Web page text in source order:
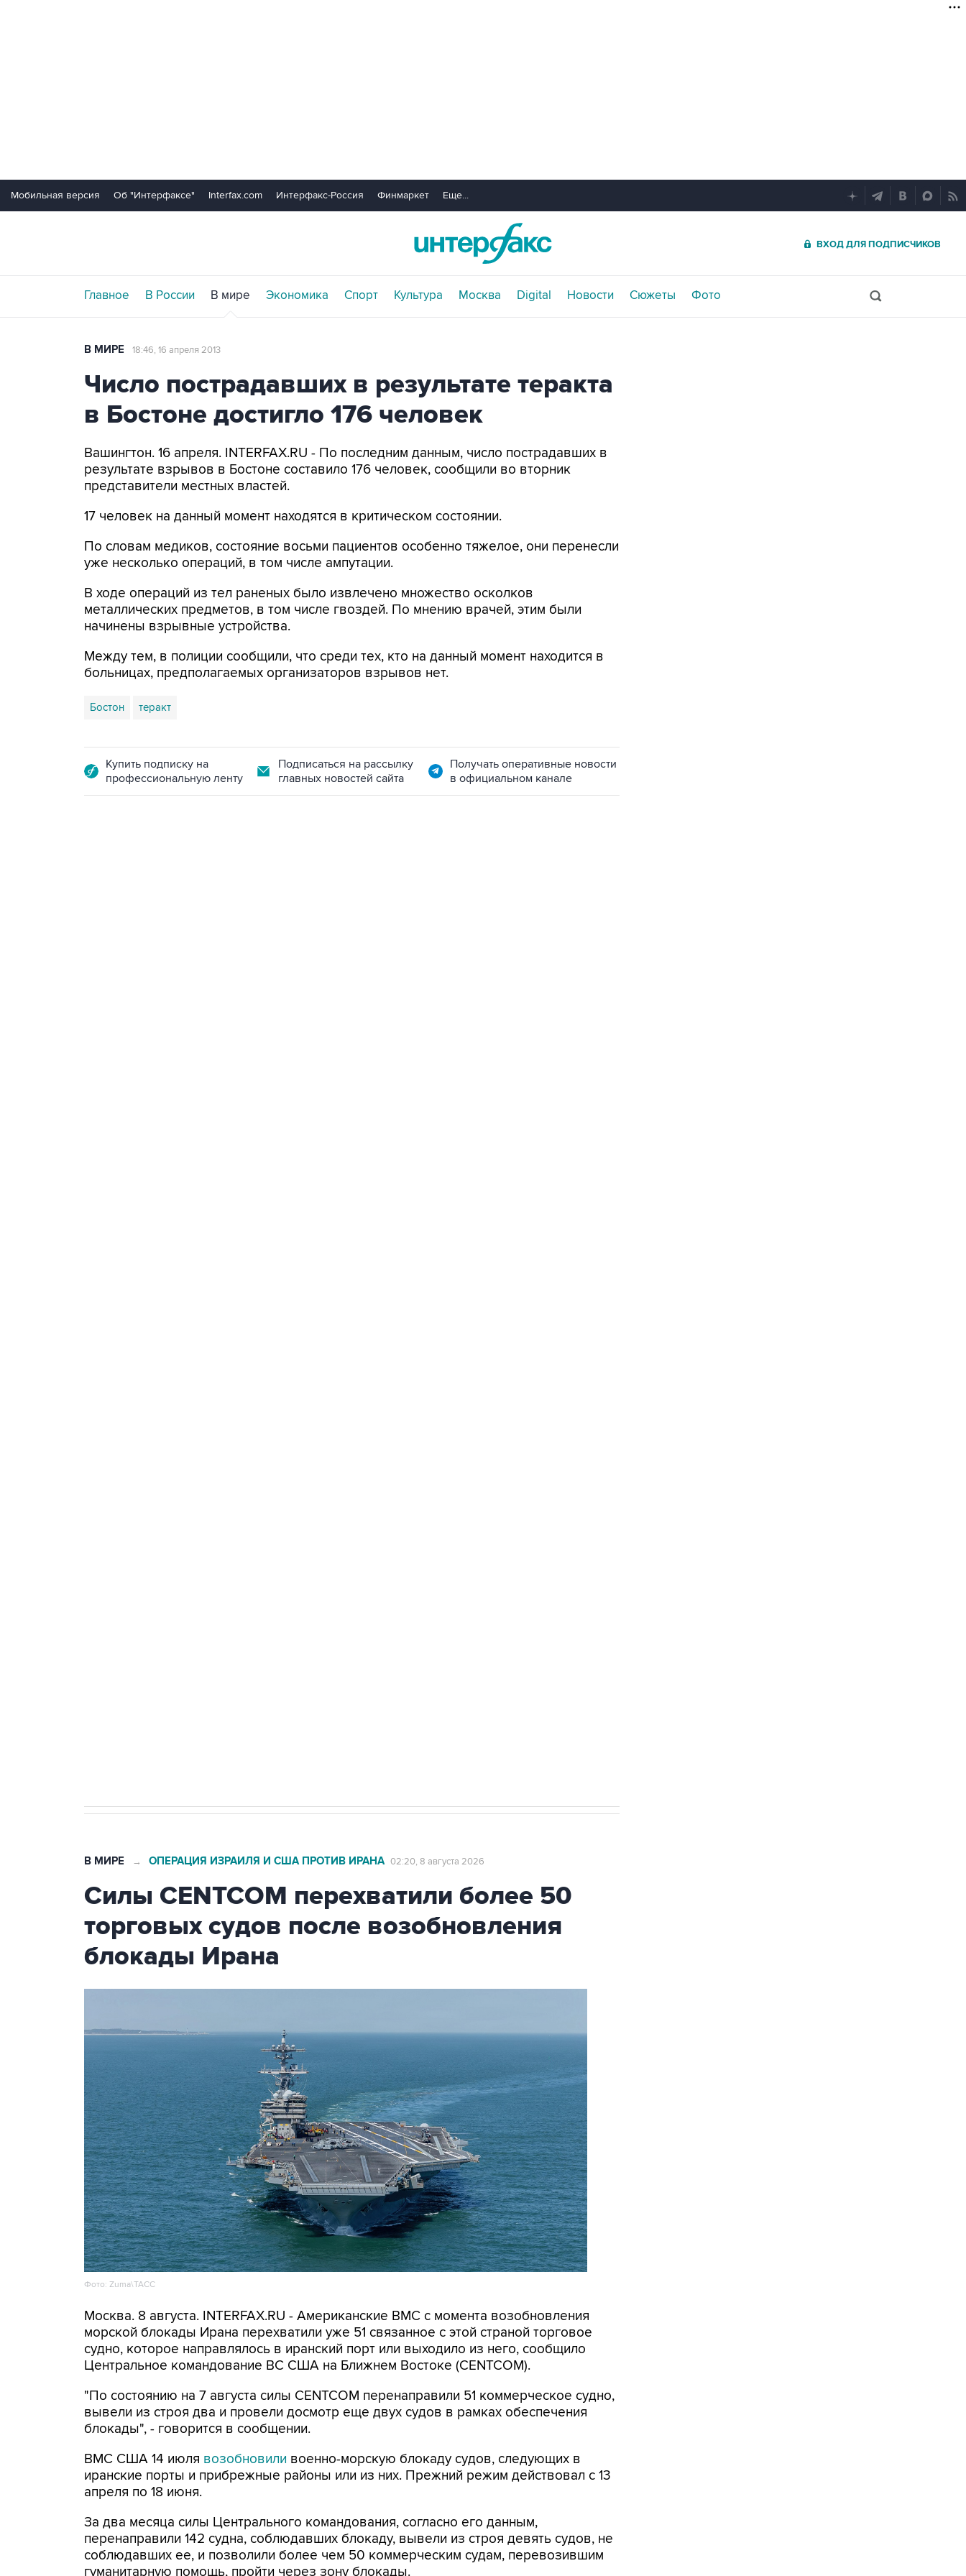
Мобильная версия Об "Интерфаксе" Interfax.com Интерфакс-Россия Финмаркет Еще...
ВХОД ДЛЯ ПОДПИСЧИКОВ
Главное В России В мире Экономика Спорт Культура Москва Digital Новости Сюжеты Фото
В МИРЕ 18:46, 16 апреля 2013
Число пострадавших в результате теракта
в Бостоне достигло 176 человек
Вашингтон. 16 апреля. INTERFAX.RU - По последним данным, число пострадавших в
результате взрывов в Бостоне составило 176 человек, сообщили во вторник
представители местных властей.
17 человек на данный момент находятся в критическом состоянии.
По словам медиков, состояние восьми пациентов особенно тяжелое, они перенесли
уже несколько операций, в том числе ампутации.
В ходе операций из тел раненых было извлечено множество осколков
металлических предметов, в том числе гвоздей. По мнению врачей, этим были
начинены взрывные устройства.
Между тем, в полиции сообщили, что среди тех, кто на данный момент находится в
больницах, предполагаемых организаторов взрывов нет.
Бостон теракт
Купить подписку на
профессиональную ленту
Подписаться на рассылку
главных новостей сайта
Получать оперативные новости
в официальном канале
В МИРЕ → ОПЕРАЦИЯ ИЗРАИЛЯ И США ПРОТИВ ИРАНА 02:20, 8 августа 2026
Силы CENTCOM перехватили более 50
торговых судов после возобновления
блокады Ирана
Фото: Zuma\ТАСС
Москва. 8 августа. INTERFAX.RU - Американские ВМС с момента возобновления
морской блокады Ирана перехватили уже 51 связанное с этой страной торговое
судно, которое направлялось в иранский порт или выходило из него, сообщило
Центральное командование ВС США на Ближнем Востоке (CENTCOM).
"По состоянию на 7 августа силы CENTCOM перенаправили 51 коммерческое судно,
вывели из строя два и провели досмотр еще двух судов в рамках обеспечения
блокады", - говорится в сообщении.
ВМС США 14 июля возобновили военно-морскую блокаду судов, следующих в
иранские порты и прибрежные районы или из них. Прежний режим действовал с 13
апреля по 18 июня.
За два месяца силы Центрального командования, согласно его данным,
перенаправили 142 судна, соблюдавших блокаду, вывели из строя девять судов, не
соблюдавших ее, и позволили более чем 50 коммерческим судам, перевозившим
гуманитарную помощь, пройти через зону блокады.